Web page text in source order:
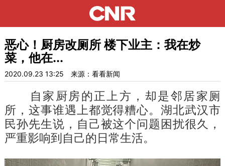
恶心！厨房改厕所 楼下业主：我在炒
菜，他在...
2020.09.23 13:25 来源：看看新闻
自家厨房的正上方，却是邻居家厕
所，这事谁遇上都觉得糟心。湖北武汉市
民孙先生说，自己被这个问题困扰很久，
严重影响到自己的日常生活。